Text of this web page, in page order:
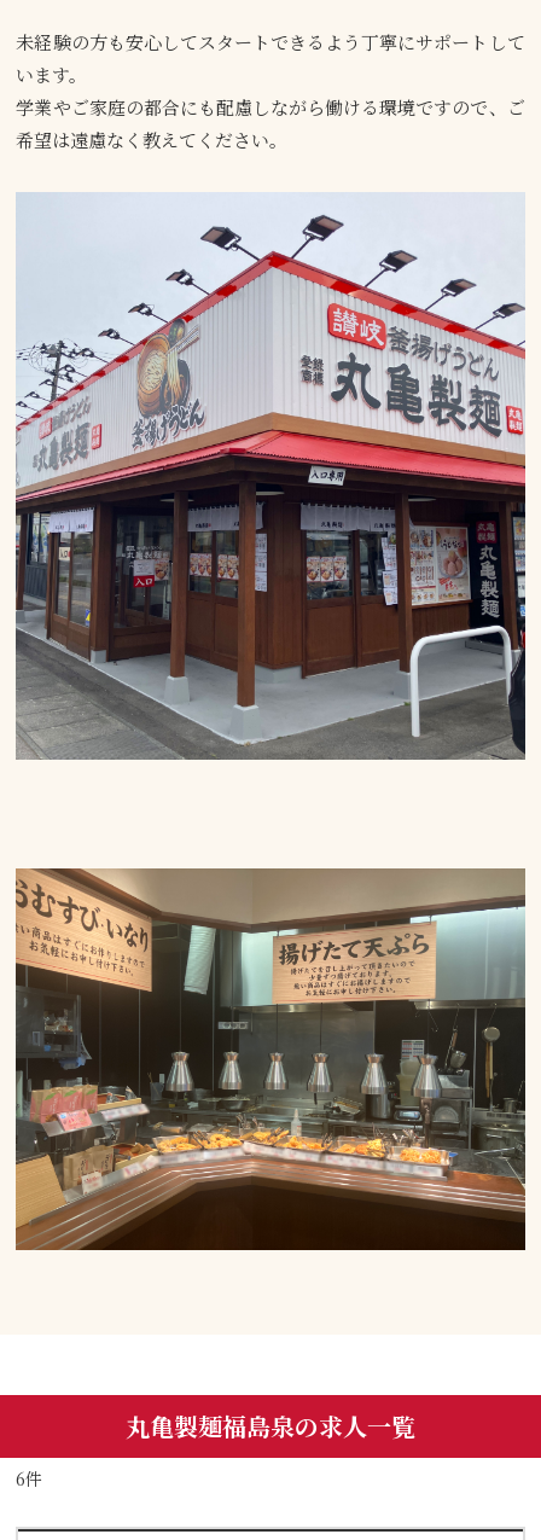
未経験の方も安心してスタートできるよう丁寧にサポートして
います。
学業やご家庭の都合にも配慮しながら働ける環境ですので、ご
希望は遠慮なく教えてください。
丸亀製麺福島泉の求人一覧
6件